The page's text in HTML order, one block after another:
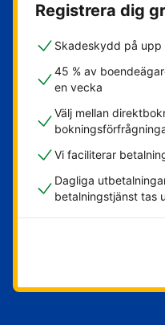
Registrera dig
Skadeskydd på upp
45 % av
en vecka
Välj mellan
Vi faciliterar
Dagliga
betalningstjänst tas
Kom